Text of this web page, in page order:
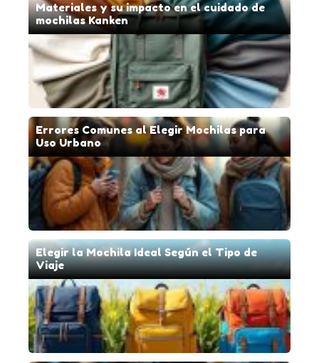
Materiales y su impacto en el cuidado de
mochilas Kanken
Errores Comunes al Elegir Mochilas para
Uso Urbano
Elegir la Mochila Ideal Según el Tipo de
Viaje